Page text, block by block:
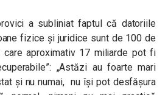
a subliniat faptul că datoriile
fizice și juridice sunt de 100 de
aproximativ 17 miliarde pot fi
„Astăzi au foarte mari
și nu numai, nu își pot desfășura